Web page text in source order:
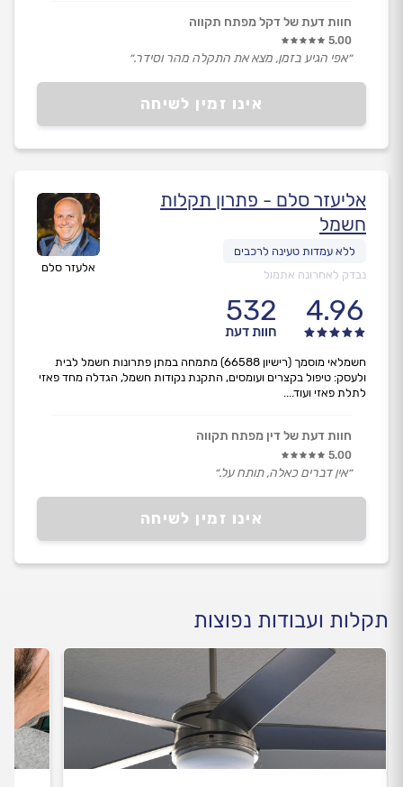
אינו זמין לשיחה
חוות דעת של דקל מפתח תקווה
5.00
״אפי הגיע בזמן, מצא את התקלה מהר וסידר.״
אלעזר סלם
אליעזר סלם - פתרון תקלות
חשמל
נבדק לאחרונה אתמול
4.96
532
חוות דעת
אינו זמין לשיחה
חשמלאי מוסמך (רישיון 66588) מתמחה במתן פתרונות חשמל לבית
ולעסק: טיפול בקצרים ועומסים, התקנת נקודות חשמל, הגדלה מחד פאזי
לתלת פאזי ועוד....
חוות דעת של דין מפתח תקווה
5.00
״אין דברים כאלה, תותח על.״
תקלות ועבודות נפוצות